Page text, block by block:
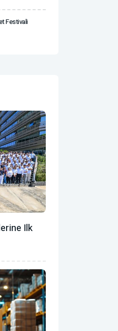
Festivali
Ilk